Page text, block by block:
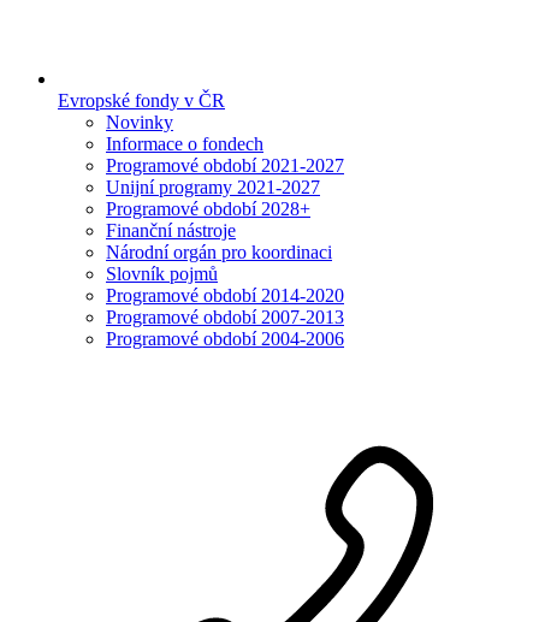
Evropské fondy v ČR
Novinky
Informace o fondech
Programové období 2021-2027
Unijní programy 2021-2027
Programové období 2028+
Finanční nástroje
Národní orgán pro koordinaci
Slovník pojmů
Programové období 2014-2020
Programové období 2007-2013
Programové období 2004-2006